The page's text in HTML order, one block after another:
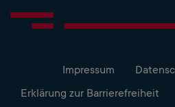
Impressum
Erklärung zur Barrierefreiheit